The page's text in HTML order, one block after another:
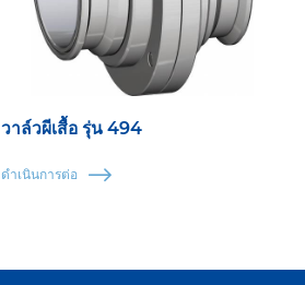
วาล์วผีเสื้อ รุ่น 494
ดำเนินการต่อ